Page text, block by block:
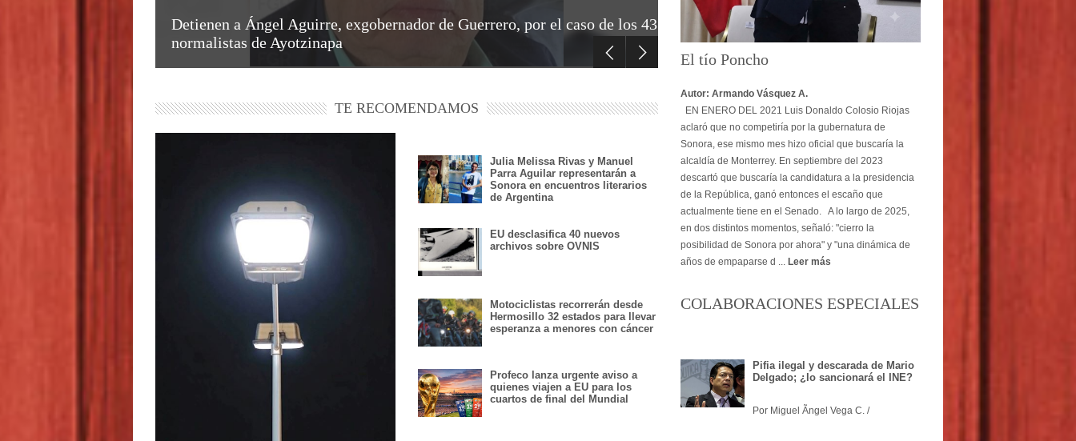
Detienen a Ángel Aguirre, exgobernador de Guerrero, por el caso de los 43
normalistas de Ayotzinapa
TE RECOMENDAMOS
Julia Melissa Rivas y Manuel
Parra Aguilar representarán a
Sonora en encuentros literarios
de Argentina
EU desclasifica 40 nuevos
archivos sobre OVNIS
Motociclistas recorrerán desde
Hermosillo 32 estados para llevar
esperanza a menores con cáncer
Profeco lanza urgente aviso a
quienes viajen a EU para los
cuartos de final del Mundial
El tío Poncho
Autor: Armando Vásquez A.
EN ENERO DEL 2021 Luis Donaldo Colosio Riojas
aclaró que no competiría por la gubernatura de
Sonora, ese mismo mes hizo oficial que buscaría la
alcaldía de Monterrey. En septiembre del 2023
descartó que buscaría la candidatura a la presidencia
de la República, ganó entonces el escaño que
actualmente tiene en el Senado. A lo largo de 2025,
en dos distintos momentos, señaló: "cierro la
posibilidad de Sonora por ahora" y "una dinámica de
años de empaparse d ... Leer más
COLABORACIONES ESPECIALES
Pifia ilegal y descarada de Mario
Delgado; ¿lo sancionará el INE?
Por Miguel Ãngel Vega C. /